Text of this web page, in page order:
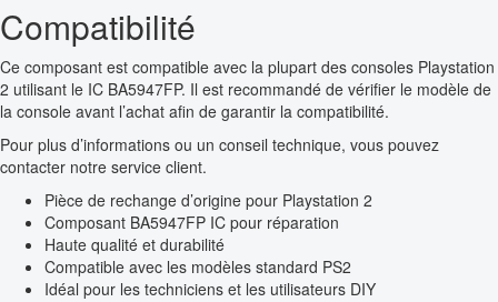
Compatibilité
Ce composant est compatible avec la plupart des consoles Playstation
2 utilisant le IC BA5947FP. Il est recommandé de vérifier le modèle de
la console avant l’achat afin de garantir la compatibilité.
Pour plus d’informations ou un conseil technique, vous pouvez
contacter notre service client.
Pièce de rechange d’origine pour Playstation 2
Composant BA5947FP IC pour réparation
Haute qualité et durabilité
Compatible avec les modèles standard PS2
Idéal pour les techniciens et les utilisateurs DIY